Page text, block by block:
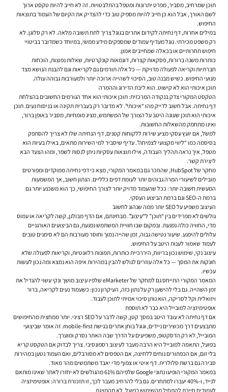
תוכן שמרחיב, מסביר, מפרט יתרונות ומטפל בהתלבטויות. זה לא חייב להיות טקסט ארוך
לשם האורך, אבל הוא כן חייב להיות מספיק טוב כדי להצדיק את הקיום של העמוד בתוצאות
החיפוש.
במילים אחרות, דף נחיתה לקידום אתרים בגוגל צריך לתת תשובה מלאה. לא רק סלוגן. לא
רק משפט מכירתי. גוגל מעדיף עמודים שמספקים מידע ממשי, במיוחד כשמדובר בביטויי
חיפוש תחרותיים או בכאלה שמחייבים אמון.
כותרות משנה ברורות, פסקאות קצרות, דוגמאות קונקרטיות, שאלות נפוצות, הוכחות
חברתיות וקריאה לפעולה מדויקת — כל אלה תורמים גם לקריאות וגם להבנת הנושא מצד
מנועי החיפוש. כשיש מבנה טוב, הסיכוי לשהייה ארוכה יותר ולמעורבות גבוהה עולה.
תוכן איכותי הוא לא קישוט. הוא ליבת הדירוג וההמרה
הטקסט המקורי צדק בנקודה המרכזית: תוכן איכותי הוא אחד הגורמים החשובים בהצלחת
דף נחיתה. אבל חשוב לדייק מהו “איכותי”. לא מדובר רק בעברית תקינה או בניסוח נעים. תוכן
איכותי הוא תוכן שעונה היטב על הצורך של המשתמש, מציג מומחיות, מסביר באופן ברור,
ואינו מתחמק מהשאלות החשובות.
למשל, אם יועץ עסקי מציע שירות ללקוחות קטנים, דף הנחיתה שלו לא צריך להסתפק
בסיסמה כמו “ליווי מקצועי לצמיחה”. עדיף שיסביר למי השירות מתאים, באילו בעיות הוא
מטפל, איך נראה תהליך העבודה, אילו תוצאות עסקיות ניתן לנסות לשפר, ומהו הצעד הבא
ליצירת קשר.
מחקר של HubSpot, שהוזכר גם במאמר המקורי, מצא כי דפי נחיתה ממוקדים ומפורטים
מובילים לשיעורי המרה גבוהים יותר לעומת דפים כלליים. הנתון חשוב, אך המשמעות
המעשית חשובה יותר: ככל שהעמוד מדויק יותר לצורך החיפושי, כך הוא משכנע יותר גם
ברמת ה-SEO וגם ברמת הביצוע העסקי.
העיצוב משפיע על SEO יותר ממה שנהוג לחשוב
גולשים לא מפרידים בין “תוכן” ל“עיצוב”. מבחינתם, אם הדף מבולגן, קשה לקריאה או עמוס
מדי, החוויה כולה נפגעת. ובמקום שבו חוויית המשתמש נפגעת, גם הביצועים האורגניים
עלולים להיפגע. שיעור נטישה גבוה, זמן שהייה נמוך וחוסר מעורבות הם לא סימנים טובים
לעמוד שאמור לענות היטב על החיפוש.
עיצוב נקי, שימוש נכון בריווח, היררכיית כותרות, תמונות רלוונטיות, וקריאות לפעולה שלא
חונקות את המסך — כל אלה עוזרים לגולש להבין במהירות איפה הוא נמצא ומה נכון לעשות
עכשיו.
המאמר המקורי התייחס גם למחקר של eMarketer שלפיו עיצוב מושך ונקי עשוי להגדיל את
זמן השהייה. גם בלי להישען רק על נתון כזה, העיקרון נכון: כשעמוד נעים לקריאה, ברור
ויזואלית וקל לסריקה, הוא נותן סיכוי אמיתי לתוכן לעבוד.
אופטימיזציה למובייל היא כבר לא תוספת
אם דף נחיתה לא עובד היטב במסך קטן, קשה לדבר על SEO רציני. יותר ממחצית מהחיפושים
מתבצעים דרך מכשירים ניידים, וגוגל בוחן אתרים בגישת mobile-first. זה אומר שביצועי
המובייל, לא רק הדסקטופ, משפיעים על הדרך שבה האתר נסרק ומוערך.
בפועל, התאמה למובייל היא הרבה מעבר לעיצוב רספונסיבי. צריך לבדוק אם הטקסט קריא
בלי זום, אם הכפתורים נוחים ללחיצה, אם הטפסים לא מסורבלים, ואם העמוד נטען במהירות
סבירה גם ברשת סלולרית. דף איטי או צפוף מדי יאבד משתמשים מהר מאוד.
במאמר המקורי הופיעו נתוני Google שלפיהם 61% מהגולשים לא יחזרו לאתר שאינו מותאם
לנייד, ו-40% יעברו למתחרים. גם בלי להרחיב מעבר לכך, זו תזכורת ברורה: אופטימיזציה
לעמודים חייבת להתחיל מהשימוש בפועל, לא מהמצגת.